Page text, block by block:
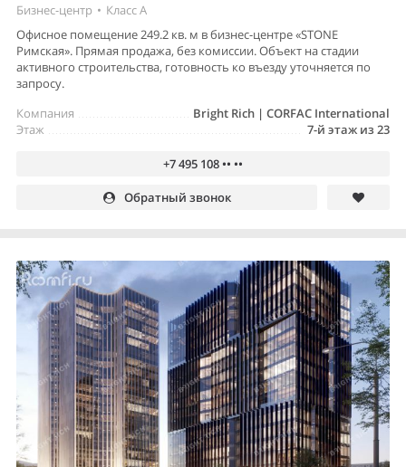
Бизнес-центр • Класс A
Офисное помещение 249.2 кв. м в бизнес-центре «STONE
Римская». Прямая продажа, без комиссии. Объект на стадии
активного строительства, готовность ко въезду уточняется по
запросу.
Bright Rich | CORFAC International
Компания
7-й этаж из 23
Этаж
+7 495 108 •• ••
Обратный звонок